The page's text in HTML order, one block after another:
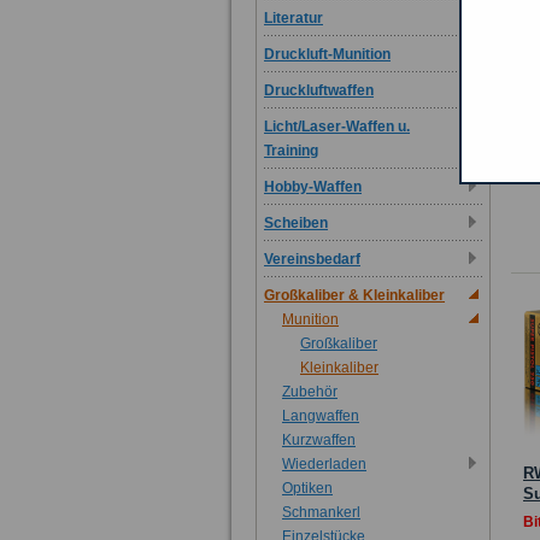
Literatur
Druckluft-Munition
Druckluftwaffen
Licht/Laser-Waffen u.
Training
Hobby-Waffen
Scheiben
Vereinsbedarf
Großkaliber & Kleinkaliber
Munition
Großkaliber
Kleinkaliber
Zubehör
Langwaffen
Kurzwaffen
Wiederladen
Optiken
Schmankerl
Einzelstücke